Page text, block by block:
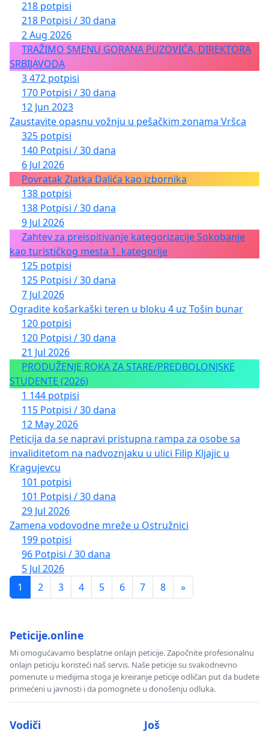
218 potpisi
218 Potpisi / 30 dana
2 Aug 2026
TRAŽIMO SMENU GORANA PUZOVIĆA, DIREKTORA
SRBIJAVODA
3 472 potpisi
170 Potpisi / 30 dana
12 Jun 2023
Zaustavite opasnu vožnju u pešačkim zonama Vršca
325 potpisi
140 Potpisi / 30 dana
6 Jul 2026
Povratak Zlatka Dalića kao izbornika
138 potpisi
138 Potpisi / 30 dana
9 Jul 2026
Zahtev za preispitivanje kategorizacije Sokobanje
kao turističkog mesta 1. kategorije
125 potpisi
125 Potpisi / 30 dana
7 Jul 2026
Ogradite košarkaški teren u bloku 4 uz Tošin bunar
120 potpisi
120 Potpisi / 30 dana
21 Jul 2026
PRODUŽENJE ROKA ZA STARE/PREDBOLONJSKE
STUDENTE (2026)
1 144 potpisi
115 Potpisi / 30 dana
12 May 2026
Peticija da se napravi pristupna rampa za osobe sa
invaliditetom na nadvoznjaku u ulici Filip Kljajic u
Kragujevcu
101 potpisi
101 Potpisi / 30 dana
29 Jul 2026
Zamena vodovodne mreže u Ostružnici
199 potpisi
96 Potpisi / 30 dana
5 Jul 2026
1
2 3 4 5 6 7 8 »
Peticije.online
Mi omogućavamo besplatne onlajn peticije. Započnite profesionalnu
onlajn peticiju koristeći naš servis. Naše peticije su svakodnevno
pomenute u medijima stoga je kreiranje peticije odličan put da budete
primećeni u javnosti i da pomognete u donošenju odluka.
Vodiči Još